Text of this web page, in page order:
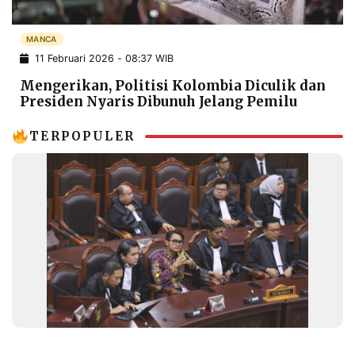
INFORMASI
IKLAN
KIRIM
PENGADUAN TERM
OF
SERVICE
IKUTI
MANCA
11 Februari 2026 - 08:37 WIB
Mengerikan, Politisi Kolombia Diculik dan
Presiden Nyaris Dibunuh Jelang Pemilu
TERPOPULER